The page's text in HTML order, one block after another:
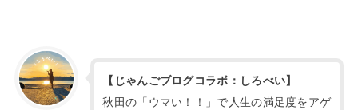
【じゃんごブログコラボ：しろべい】
秋田の「ウマい！！」で人生の満足度をアゲ